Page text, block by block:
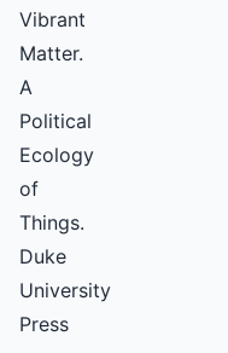
Vibrant
Matter.
A
Political
Ecology
of
Things.
Duke
University
Press